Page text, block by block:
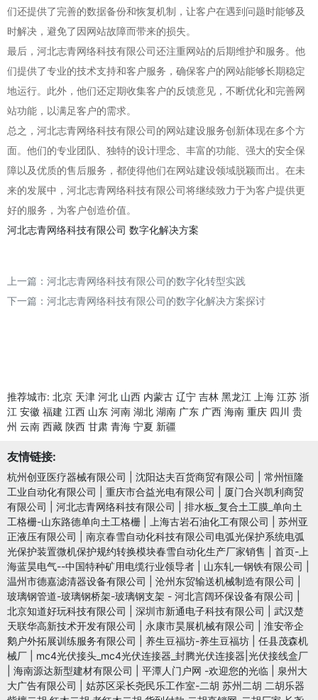
们还提供了完善的数据备份和恢复机制，让客户在遇到问题时能够及
时解决，避免了因网站故障而带来的损失。
最后，河北志青网络科技有限公司还注重网站的后期维护和服务。他
们提供了专业的技术支持和客户服务，确保客户的网站能够长期稳定
地运行。此外，他们还定期收集客户的反馈意见，不断优化和完善网
站功能，以满足客户的需求。
总之，河北志青网络科技有限公司的网站建设服务创新体现在多个方
面。他们的专业团队、独特的设计理念、丰富的功能、强大的安全保
障以及优质的售后服务，都使得他们在网站建设领域脱颖而出。在未
来的发展中，河北志青网络科技有限公司将继续致力于为客户提供更
好的服务，为客户创造价值。
河北志青网络科技有限公司 数字化解决方案
上一篇： 河北志青网络科技有限公司的数字化转型实践
下一篇： 河北志青网络科技有限公司的数字化解决方案探讨
推荐城市: 北京 天津 河北 山西 内蒙古 辽宁 吉林 黑龙江 上海 江苏 浙
江 安徽 福建 江西 山东 河南 湖北 湖南 广东 广西 海南 重庆 四川 贵
州 云南 西藏 陕西 甘肃 青海 宁夏 新疆
友情链接:
杭州创亚医疗器械有限公司 沈阳达夫百货商贸有限公司
常州恒隆
工业自动化有限公司
重庆市合益光电有限公司
厦门合兴凯利商贸
有限公司
河北志青网络科技有限公司
排水板_复合土工膜_单向土
工格栅-山东路德单向土工格栅
上海古岩石油化工有限公司
苏州亚
正液压有限公司
南京春雪自动化科技有限公司电弧光保护系统电弧
光保护装置微机保护规约转换模块春雪自动化生产厂家销售
首页-上
海蓝昊电气--中国特种矿用电缆行业领导者
山东轧一钢铁有限公司
温州市德嘉滤清器设备有限公司
沧州东贸输送机械制造有限公司
玻璃钢管道-玻璃钢桥架-玻璃钢支架 - 河北言阔环保设备有限公司
北京知道好玩科技有限公司
深圳市新通电子科技有限公司
武汉楚
天联华高新技术开发有限公司
永康市昊展机械有限公司
淮安帝企
鹅户外拓展训练服务有限公司
养生豆福坊-养生豆福坊
任县茂森机
械厂
mc4光伏接头_mc4光伏连接器_封腾光伏连接器|光伏接线盒厂
海南源达新型建材有限公司 平潭人门户网 -欢迎您的光临
泉州大
大广告有限公司
姑苏区采长尧民乐工作室-二胡 苏州二胡 二胡乐器